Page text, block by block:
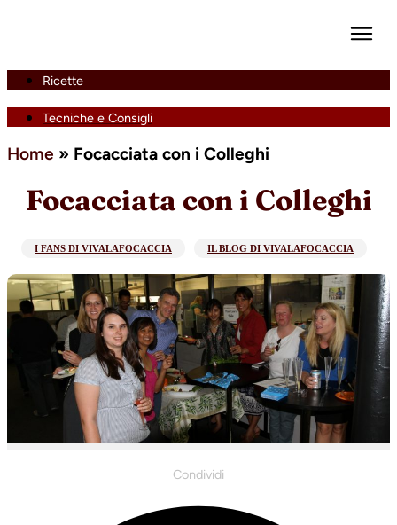
Ricette
Tecniche e Consigli
Home » Focacciata con i Colleghi
Focacciata con i Colleghi
I FANS DI VIVALAFOCACCIA IL BLOG DI VIVALAFOCACCIA
Condividi